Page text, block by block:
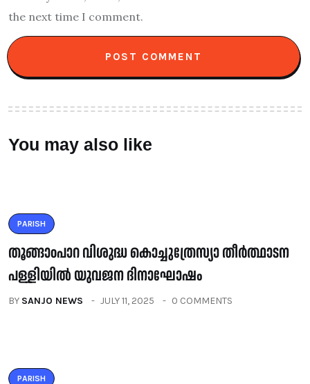
the next time I comment.
You may also like
PARISH
തൂങ്ങാoപാറ വിശുദ്ധ കൊച്ചുത്രേസ്യാ തീർത്ഥാടന
പള്ളിയിൽ യുവജന ദിനാഘോഷം
BY SANJO NEWS JULY 11, 2025 0 COMMENTS
PARISH